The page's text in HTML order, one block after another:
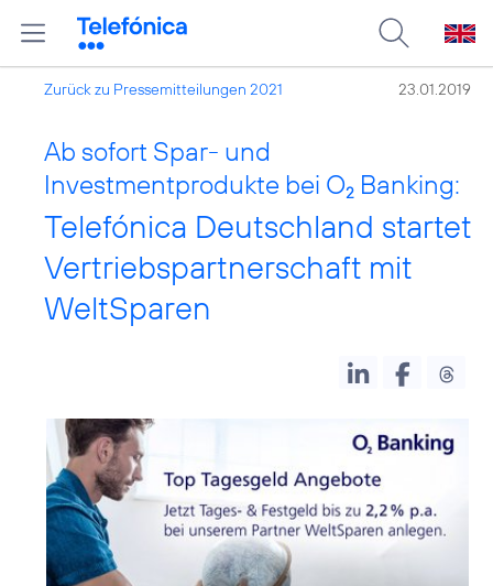
Zurück zu Pressemitteilungen 2021 23.01.2019
Ab sofort Spar- und
Investmentprodukte bei O2 Banking:
Telefónica Deutschland startet
Vertriebspartnerschaft mit
WeltSparen